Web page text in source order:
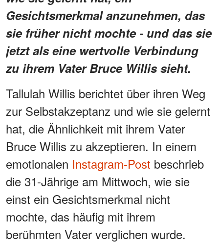
Gesichtsmerkmal anzunehmen, das
sie früher nicht mochte - und das sie
jetzt als eine wertvolle Verbindung
zu ihrem Vater Bruce Willis sieht.
Tallulah Willis berichtet über ihren Weg
zur Selbstakzeptanz und wie sie gelernt
hat, die Ähnlichkeit mit ihrem Vater
Bruce Willis zu akzeptieren. In einem
emotionalen Instagram-Post beschrieb
die 31-Jährige am Mittwoch, wie sie
einst ein Gesichtsmerkmal nicht
mochte, das häufig mit ihrem
berühmten Vater verglichen wurde.